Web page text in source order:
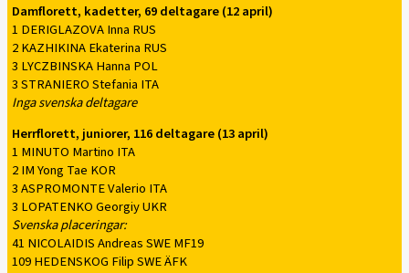
Damflorett, kadetter, 69 deltagare (12 april)
1 DERIGLAZOVA Inna RUS
2 KAZHIKINA Ekaterina RUS
3 LYCZBINSKA Hanna POL
3 STRANIERO Stefania ITA
Inga svenska deltagare
Herrflorett, juniorer, 116 deltagare (13 april)
1 MINUTO Martino ITA
2 IM Yong Tae KOR
3 ASPROMONTE Valerio ITA
3 LOPATENKO Georgiy UKR
Svenska placeringar:
41 NICOLAIDIS Andreas SWE MF19
109 HEDENSKOG Filip SWE ÄFK